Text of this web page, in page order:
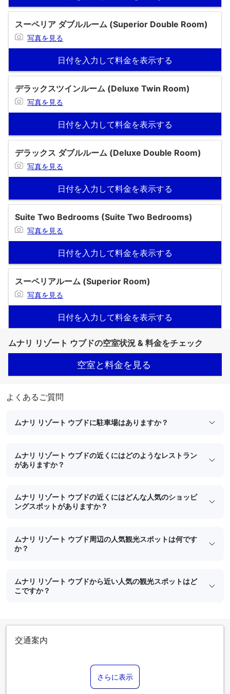
スーペリア ダブルルーム (Superior Double Room)
写真を見る
日付を入力して料金を表示する
デラックスツインルーム (Deluxe Twin Room)
写真を見る
日付を入力して料金を表示する
デラックス ダブルルーム (Deluxe Double Room)
写真を見る
日付を入力して料金を表示する
Suite Two Bedrooms (Suite Two Bedrooms)
写真を見る
日付を入力して料金を表示する
スーペリアルーム (Superior Room)
写真を見る
日付を入力して料金を表示する
ムナリ リゾート ウブドの空室状況 & 料金をチェック
空室と料金を見る
よくあるご質問
ムナリ リゾート ウブドに駐車場はありますか？
ムナリ リゾート ウブドの近くにはどのようなレストラン
がありますか？
ムナリ リゾート ウブドの近くにはどんな人気のショッピ
ングスポットがありますか？
ムナリ リゾート ウブド周辺の人気観光スポットは何です
か？
ムナリ リゾート ウブドから近い人気の観光スポットはど
こですか？
交通案内
さらに表示